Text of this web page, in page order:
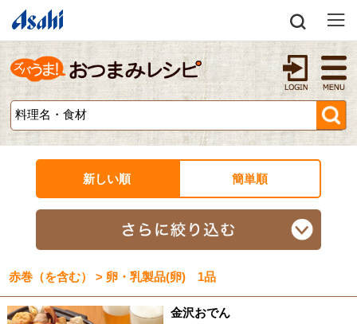
新しい順 簡単順
赤巻（を含む） > 卵・乳製品(卵) 1品
金沢おでん